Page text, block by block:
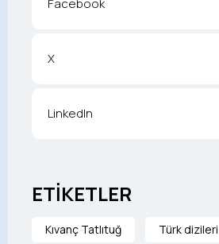
Facebook
X
LinkedIn
ETİKETLER
Kıvanç Tatlıtuğ Türk dizileri